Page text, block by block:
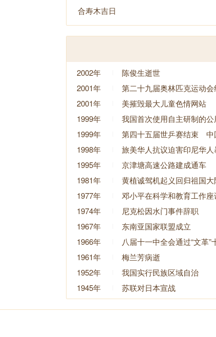
合寿木吉日
2002年
陈俊生逝世
2001年
第二十九届奥林匹克运动
2001年
美摧毁最大儿童色情网站
1999年
我国首次使用自主研制的
1999年
第四十五届世乒赛结束 中
1998年
旅美华人抗议迫害印尼华人
1995年
京津塘高速公路建成通车
1981年
黄植诚驾机起义回归祖国大
1977年
邓小平在科学和教育工作
1974年
尼克松因水门事件辞职
1967年
东南亚国家联盟成立
1966年
八届十一中全会通过“文革”
1961年
梅兰芳病逝
1952年
我国实行民族区域自治
1945年
苏联对日本宣战